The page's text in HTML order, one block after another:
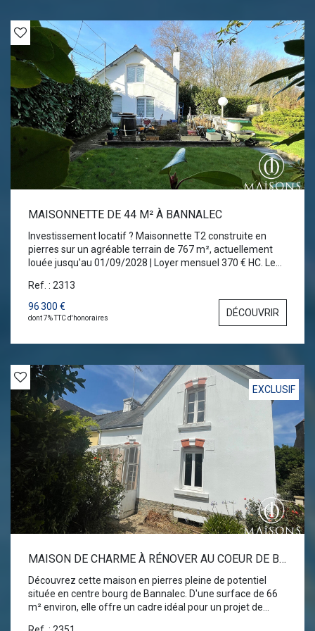
MAISONNETTE DE 44 M² À BANNALEC
Investissement locatif ? Maisonnette T2 construite en
pierres sur un agréable terrain de 767 m², actuellement
louée jusqu'au 01/09/2028 | Loyer mensuel 370 € HC. Le
salon. A l'étage, une chambre et une salle de bains avec
wc. Côté prestations, la maison bénéficie d'un chauffage
par pompe à chaleur air/eau (2017), de menuiseries en
double vitrage, d'un assainissement individuel conforme,
ainsi qu'un appentis.
Ref. : 2313
96 300 €
dont 7% TTC d'honoraires DÉCOUVRIR
EXCLUSIF
MAISON DE CHARME À RÉNOVER AU COEUR DE BANNALEC
Découvrez cette maison en pierres pleine de potentiel
située en centre bourg de Bannalec. D'une surface de 66
m² environ, elle offre un cadre idéal pour un projet de